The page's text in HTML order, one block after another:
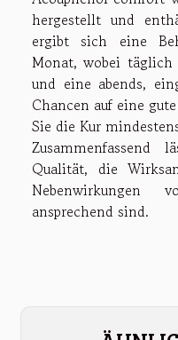
hergestellt und
ergibt sich eine
Monat, wobei täglich
und eine abends,
Chancen auf eine
Sie die Kur
Qualität, die
Nebenwirkungen
ansprechend sind.